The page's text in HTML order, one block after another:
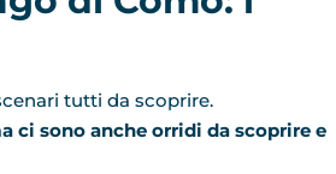
tutti da scoprire.
ci sono anche orridi da scoprire e